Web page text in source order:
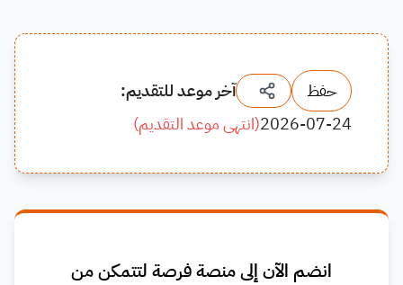
حفظ
آخر موعد للتقديم:
2026-07-24
(انتهى موعد التقديم)
انضم الآن إلى منصة فرصة لتتمكن من